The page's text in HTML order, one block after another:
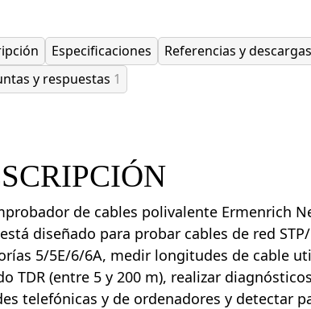
Especificaciones Referencias y descargas
y respuestas 1
de cables polivalente Ermenrich
diseñado para probar cables de red
5/5E/6/6A, medir longitudes de cable
TDR (entre 5 y 200 m), realizar
telefónicas y de ordenadores y detectar